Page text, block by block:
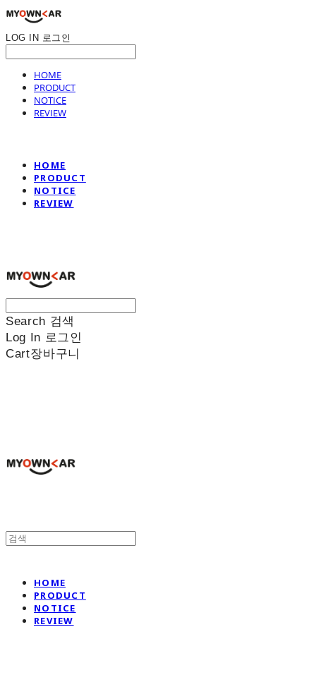
LOG IN 로그인
HOME
PRODUCT
NOTICE
REVIEW
HOME
PRODUCT
NOTICE
REVIEW
Search 검색
Log In 로그인
Cart장바구니
HOME
PRODUCT
NOTICE
REVIEW